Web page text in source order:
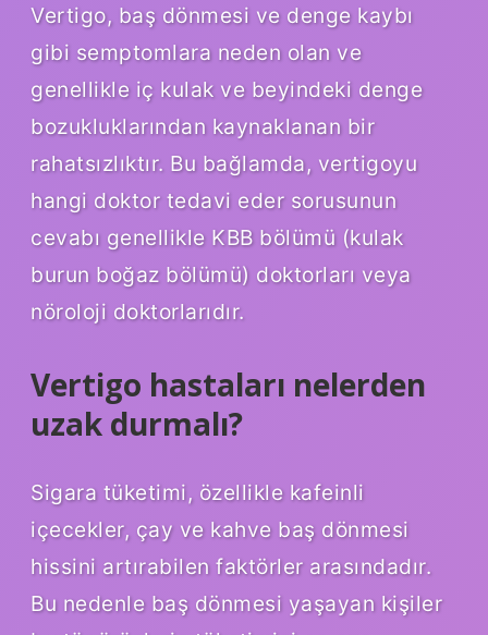
Vertigo, baş dönmesi ve denge kaybı
gibi semptomlara neden olan ve
genellikle iç kulak ve beyindeki denge
bozukluklarından kaynaklanan bir
rahatsızlıktır. Bu bağlamda, vertigoyu
hangi doktor tedavi eder sorusunun
cevabı genellikle KBB bölümü (kulak
burun boğaz bölümü) doktorları veya
nöroloji doktorlarıdır.
Vertigo hastaları nelerden
uzak durmalı?
Sigara tüketimi, özellikle kafeinli
içecekler, çay ve kahve baş dönmesi
hissini artırabilen faktörler arasındadır.
Bu nedenle baş dönmesi yaşayan kişiler